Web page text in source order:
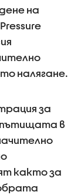
на
налягане.
за
в
както за